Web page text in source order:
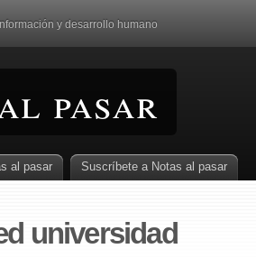
y desarrollo humano
pasar
al pasar Suscrí­bete a Notas al pasar
universidad